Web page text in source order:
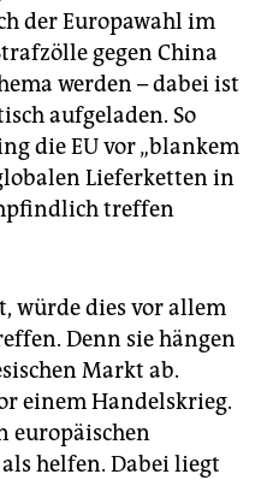
der Europawahl im
gegen China
werden – dabei ist
aufgeladen. So
die EU vor „blankem
Lieferketten in
treffen
würde dies vor allem
Denn sie hängen
Markt ab.
einem Handelskrieg.
europäischen
helfen. Dabei liegt